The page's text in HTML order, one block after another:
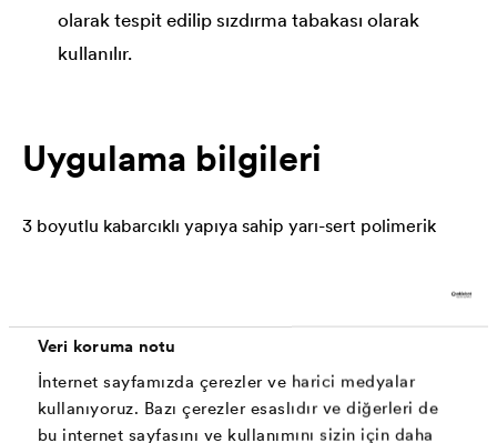
Veri koruma notu
İnternet sayfamızda çerezler ve harici medyalar
kullanıyoruz. Bazı çerezler esaslıdır ve diğerleri de
bu internet sayfasını ve kullanımını sizin için daha
olarak tespit edilip sızdırma tabakası olarak
kullanılır.
Uygulama bilgileri
3 boyutlu kabarcıklı yapıya sahip yarı-sert polimerik
levhalar, temel ve istinat duvarları, perde elemanlar, iksa
sistemleri, tüneller vb. basınca dayanıklı yüzeyler,
yalıtım membranları ve harçları önüne, su geçirimsiz
beton ve XPS gibi perimetrik izolasyon tabakalarının
üzerinde koruma amaçlı kullanılır.